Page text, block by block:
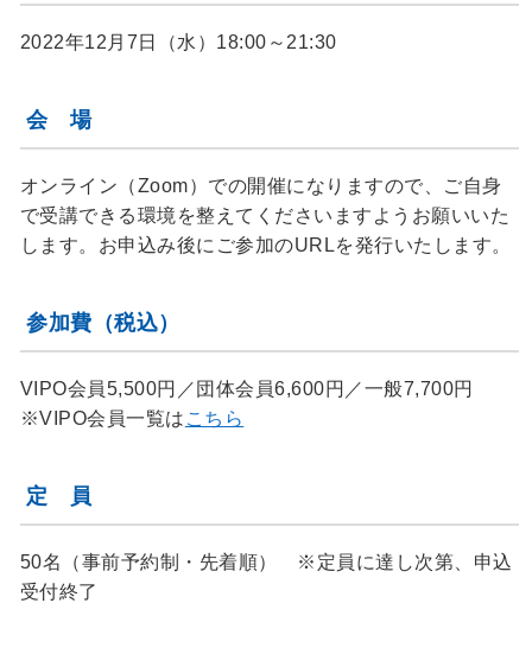
2022年12月7日（水）18:00～21:30
会 場
オンライン（Zoom）での開催になりますので、ご自身
で受講できる環境を整えてくださいますようお願いいた
します。お申込み後にご参加のURLを発行いたします。
参加費（税込）
VIPO会員5,500円／団体会員6,600円／一般7,700円
※VIPO会員一覧は こちら
定 員
50名（事前予約制・先着順） ※定員に達し次第、申込
受付終了